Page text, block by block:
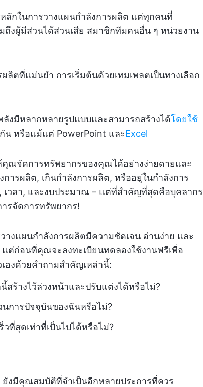
ลักในการวางแผนกำลังการผลิต แต่ทุกคนที่
ถึงผู้มีส่วนได้ส่วนเสีย สมาชิกทีมคนอื่น ๆ หน่วยงาน
ตที่แม่นยำ การเริ่มต้นด้วยเทมเพลตเป็นทางเลือก
งมีหลากหลายรูปแบบและสามารถสร้างได้โดยใช้
น หรือแม้แต่ PowerPoint และExcel
ณจัดการทรัพยากรของคุณได้อย่างง่ายดายและ
ารผลิต, เกินกำลังการผลิต, หรืออยู่ในกำลังการ
เวลา, และงบประมาณ – แต่ที่สำคัญที่สุดคือบุคลากร
รจัดการทรัพยากร!
างแผนกำลังการผลิตมีความชัดเจน อ่านง่าย และ
ต่ก่อนที่คุณจะลงทะเบียนทดลองใช้งานฟรีเพื่อ
องด้วยคำถามสำคัญเหล่านี้:
สร้างไว้ล่วงหน้าและปรับแต่งได้หรือไม่?
การปัจจุบันของฉันหรือไม่?
ที่สุดเท่าที่เป็นไปได้หรือไม่?
ยังมีคุณสมบัติที่จำเป็นอีกหลายประการที่ควร